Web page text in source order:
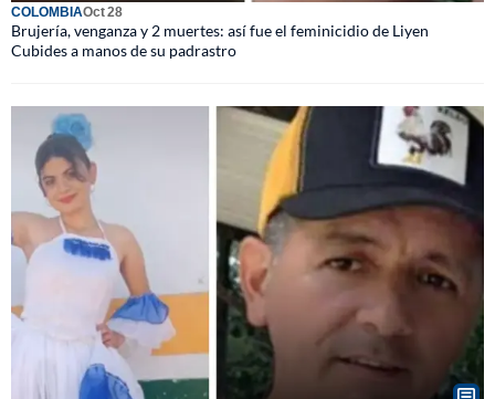
COLOMBIAOct 28
Brujería, venganza y 2 muertes: así fue el feminicidio de Liyen
Cubides a manos de su padrastro